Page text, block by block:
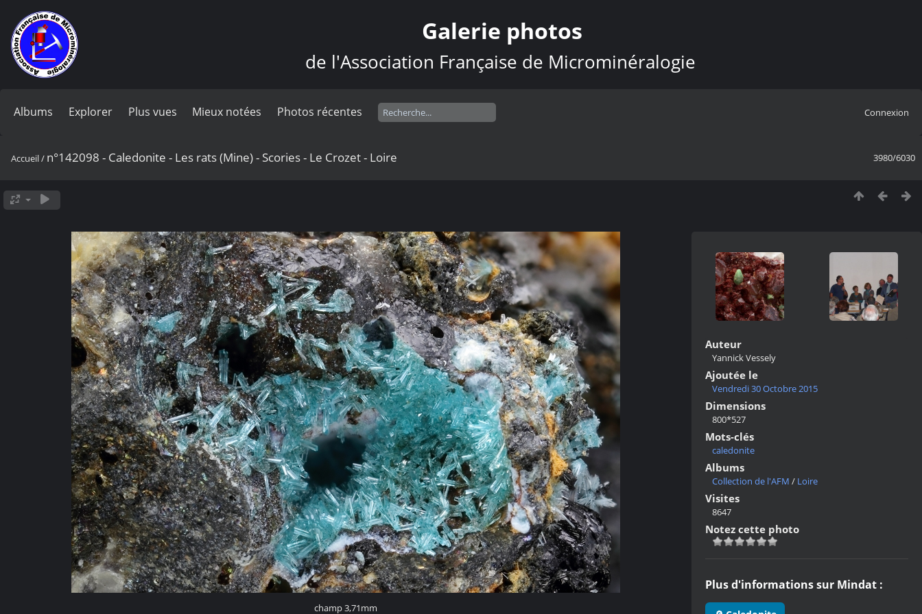
Galerie photos
de l'Association Française de Microminéralogie
Albums Explorer Plus vues Mieux notées Photos récentes Connexion
3980/6030
Accueil/ n°142098 - Caledonite - Les rats (Mine) - Scories - Le Crozet - Loire
champ 3,71mm
Auteur
Yannick Vessely
Ajoutée le
Vendredi 30 Octobre 2015
Dimensions
800*527
Mots-clés
caledonite
Albums
Collection de l'AFM / Loire
Visites
8647
Notez cette photo
Plus d'informations sur Mindat :